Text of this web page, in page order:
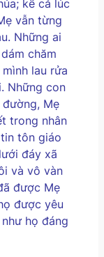
kể cả lúc
vẫn từng
Những ai
chăm
lau rửa
Những con
Mẹ
trong nhân
tôn giáo
đáy xã
và vô vàn
được Mẹ
được yêu
họ đáng